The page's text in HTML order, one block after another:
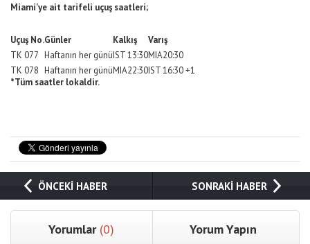
Miami’ye ait tarifeli uçuş saatleri;
Uçuş No.Günler Kalkış
Varış
TK 077 Haftanın her günüIST13:30MIA20:30
TK 078 Haftanın her günüMIA22:30IST16:30 +1
*Tüm saatler lokaldir.
ÖNCEKİ HABER SONRAKİ HABER
Yorumlar (0) Yorum Yapın